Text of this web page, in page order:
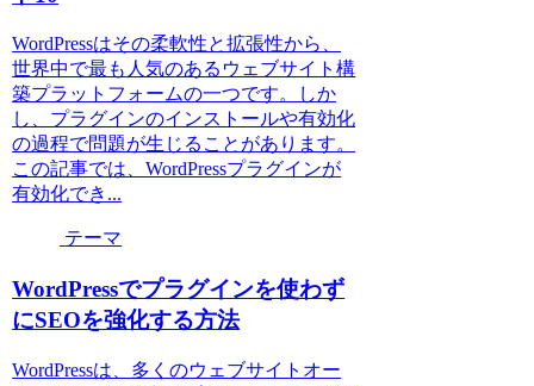
WordPressはその柔軟性と拡張性から、
世界中で最も人気のあるウェブサイト構
築プラットフォームの一つです。しか
し、プラグインのインストールや有効化
の過程で問題が生じることがあります。
この記事では、WordPressプラグインが
有効化でき...
テーマ
WordPressでプラグインを使わず
にSEOを強化する方法
WordPressは、多くのウェブサイトオー